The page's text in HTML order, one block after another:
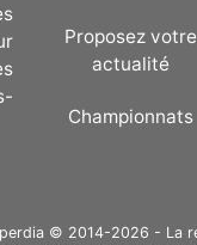
Proposez votre
actualité
Championnats
© 2014-2026 - La